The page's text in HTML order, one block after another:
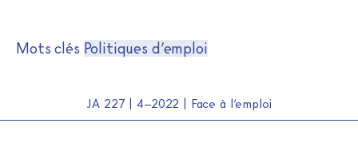
SkipMots clés Politiques d’emploi
JA 227 | 4–2022 | Face à l’emploi